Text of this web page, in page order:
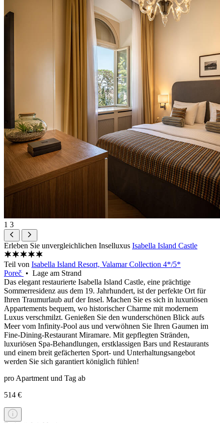
1 3
Erleben Sie unvergleichlichen Inselluxus Isabella Island Castle
Teil von Isabella Island Resort, Valamar Collection 4*/5*
Poreč • Lage am Strand
Das elegant restaurierte Isabella Island Castle, eine prächtige
Sommerresidenz aus dem 19. Jahrhundert, ist der perfekte Ort für
Ihren Traumurlaub auf der Insel. Machen Sie es sich in luxuriösen
Appartements bequem, wo historischer Charme mit modernem
Luxus verschmilzt. Genießen Sie den wunderschönen Blick aufs
Meer vom Infinity-Pool aus und verwöhnen Sie Ihren Gaumen im
Fine-Dining-Restaurant Miramare. Mit gepflegten Stränden,
luxuriösen Spa-Behandlungen, erstklassigen Bars und Restaurants
und einem breit gefächerten Sport- und Unterhaltungsangebot
werden Sie sich garantiert königlich fühlen!
pro Apartment und Tag ab
514 €